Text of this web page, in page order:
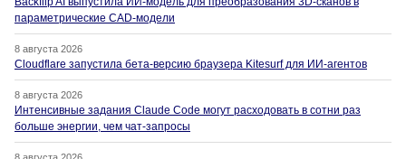
параметрические CAD-модели
8 августа 2026
Cloudflare запустила бета-версию браузера Kitesurf для ИИ-агентов
8 августа 2026
Интенсивные задания Claude Code могут расходовать в сотни раз
больше энергии, чем чат-запросы